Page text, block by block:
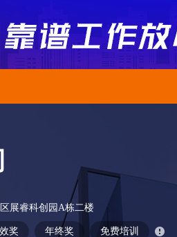
展睿科创园A栋二楼
奖 年终奖 免费培训